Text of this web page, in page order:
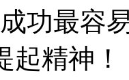
功最容
起精神！